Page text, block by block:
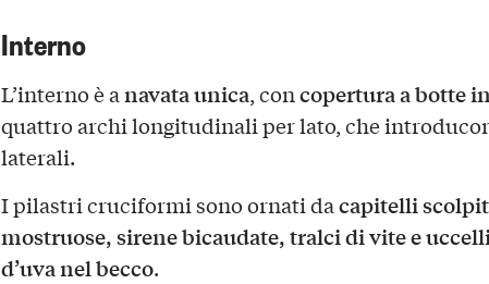
Interno
L’interno è anavata unica, concopertura a botte
quattro archi longitudinali per lato, che
laterali.
I pilastri cruciformi sono ornati dacapitelli
mostruose, sirene bicaudate, tralci di vite e
d’uva nel becco.